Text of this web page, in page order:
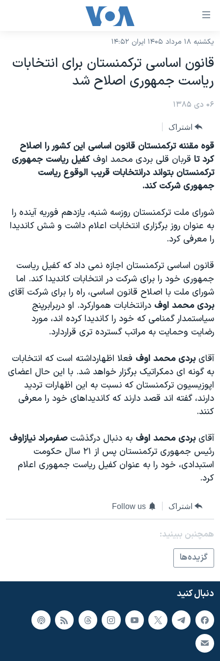
لینکهای
دسترسی
جهش
محتوای
اصلی
جهش
صفحه
اصلی
جهش
به
جستجو
نسخه سبک وب‌سایت
موضوع ها
ایران
آمریکا
جهان
ورزشی
گزیده‌ها
ویدیوها
فرهنگ و زندگی
اقتصادی
علم و فناوری
اسرائیل در جنگ
گالری عکس
آرشیو پخش زنده
برنامه های تلویزیونی
جدول برنامه ها
صفحه‌های ویژه
جام جهانی ۲۰۲۶
عملیات خشم حماسی
بایگانی برنامه‌های تلویزیونی
مستندها
حمله جمهوری اسلامی به اسرائیل
رمز مهسا
ورزش زنان در ایران
اعتراضات زن، زندگی، آزادی
مجموعه مستندهای دادخواهی
تریبونال مردمی آبان ۹۸
دادگاه حمید نوری
چهل سال گروگان‌گیری
اسرائیل در جنگ
نرگس محمدی برنده جایزه نوبل صلح
همایش محافظه‌کاران آمریکا «سی‌پک»
سفر پرزیدنت ترامپ به چین
فرکانس‌های صدای آمریکا
پخش رادیویی
دنبال کنید
زبانهای مختلف
یکشنبه ۱۸ مرداد ۱۴۰۵ ایران ۱۴:۵۲
قانون اساسی ترکمنستان برای انتخابات
رياست جمهوری اصلاح شد
۰۶ دی ۱۳۸۵
اشتراک
قوه مقننه ترکمنستان قانون اساسی اين کشور را اصلاح
کرد تا قربان قلی بردی محمد اوفکفيل رياست جمهوری
ترکمنستان بتواند درانتخابات قريب الوقوع رياست
جمهوری شرکت کند.
شورای ملت ترکمنستان روزسه شنبه، يازدهم فوريه آينده را
به عنوان روز برگزاری انتخابات اعلام داشت و شش کانديدا
را معرفی کرد.
قانون اساسی ترکمنستان اجازه نمی داد که کفيل رياست
جمهوری خود را برای شرکت در انتخابات کانديدا کند. اما
شورای ملت با اصلاح قانون اساسی، راه را برای شرکت آقای
بردی محمد اوف درانتخابات هموارکرد. او دربرابرپنج
سياستمدار گمنامی که خود را کانديدا کرده اند، مورد
رضايت وحمايت به مراتب گسترده تری قراردارد.
آقایبردی محمد اوف فعلا اظهارداشته است که انتخابات
به گونه ای دمکراتيک برگزار خواهد شد. با اين حال اعضای
اپوزيسيون ترکمنستان که نسبت به اين اظهارات ترديد
دارند، گفته اند قصد دارند که کانديداهای خود را معرفی
کنند.
آقایبردی محمد اوف به دنبال درگذشتصفرمراد نيازاوف
رئيس جمهوری ترکمنستان پس از ۲۱ سال حکومت
استبدادی، خود را به عنوان کفيل رياست جمهوری اعلام
کرد.
اشتراک Follow us
همچنبن ببینید:
گزيده‌ها
دنبال کنید